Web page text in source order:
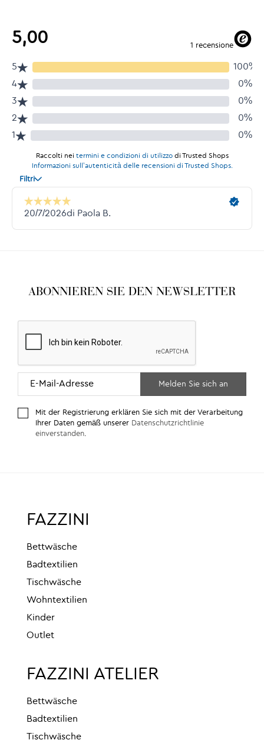
ABONNIEREN SIE DEN NEWSLETTER
Mit der Registrierung erklären Sie sich mit der Verarbeitung
Ihrer Daten gemäß unserer Datenschutzrichtlinie
einverstanden.
FAZZINI
Bettwäsche
Badtextilien
Tischwäsche
Wohntextilien
Kinder
Outlet
FAZZINI ATELIER
Bettwäsche
Badtextilien
Tischwäsche